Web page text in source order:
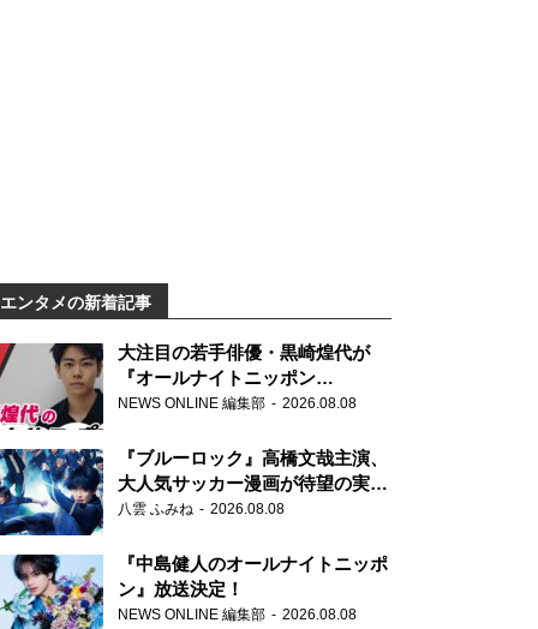
エンタメの新着記事
大注目の若手俳優・黒崎煌代が
『オールナイトニッポン
0(ZERO)』に初登場「今からとて
NEWS ONLINE 編集部 2026.08.08
『ブルーロック』高橋文哉主演、
大人気サッカー漫画が待望の実写
映画に
八雲 ふみね 2026.08.08
『中島健人のオールナイトニッポ
ン』放送決定！
NEWS ONLINE 編集部 2026.08.08